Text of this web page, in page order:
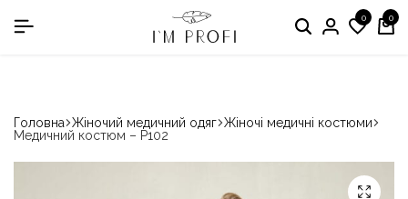
в номінації «Кращій виробник медичного одягу» 0 0
Головна Жіночий медичний одяг Жіночі медичні костюми
Медичний костюм – P102